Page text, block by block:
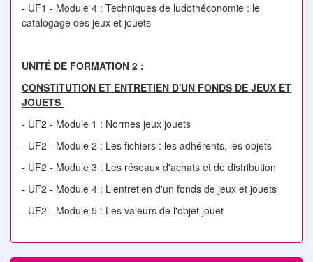
- UF1 - Module 4 : Techniques de ludothéconomie : le
catalogage des jeux et jouets
UNITÉ DE FORMATION 2 :
CONSTITUTION ET ENTRETIEN D'UN FONDS DE JEUX ET
JOUETS
- UF2 - Module 1 : Normes jeux jouets
- UF2 - Module 2 : Les fichiers : les adhérents, les objets
- UF2 - Module 3 : Les réseaux d'achats et de distribution
- UF2 - Module 4 : L'entretien d'un fonds de jeux et jouets
- UF2 - Module 5 : Les valeurs de l'objet jouet